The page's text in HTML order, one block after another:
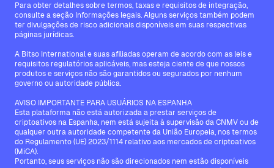
Para obter detalhes sobre termos, taxas e requisitos de integração,
consulte a seção Informações legais. Alguns serviços também podem
ter divulgações de risco adicionais disponíveis em suas respectivas
páginas jurídicas.
A Bitso International e suas afiliadas operam de acordo com as leis e
requisitos regulatórios aplicáveis, mas esteja ciente de que nossos
produtos e serviços não são garantidos ou segurados por nenhum
governo ou autoridade pública.
AVISO IMPORTANTE PARA USUÁRIOS NA ESPANHA
Esta plataforma não está autorizada a prestar serviços de
criptoativos na Espanha, nem está sujeita à supervisão da CNMV ou de
qualquer outra autoridade competente da União Europeia, nos termos
do Regulamento (UE) 2023/1114 relativo aos mercados de criptoativos
(MiCA).
Portanto, seus serviços não são direcionados nem estão disponíveis